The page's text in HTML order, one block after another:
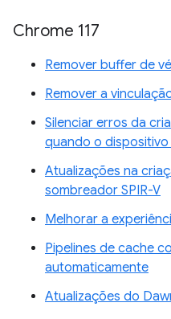
Chrome 117
Remover buffer de
Remover a
Silenciar erros da
quando o
Atualizações na
sombreador SPIR-V
Melhorar a
Pipelines de cache
automaticamente
Atualizações do